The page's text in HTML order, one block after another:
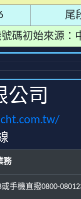
尾
碼初始來源：
公司
務
或手機直撥0800-